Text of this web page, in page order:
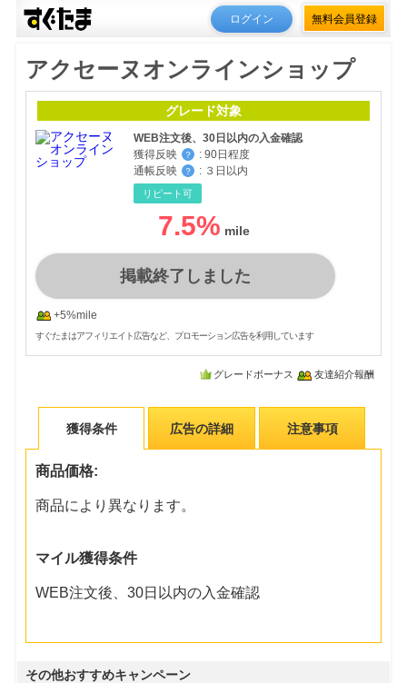
ログイン 無料会員登録
アクセーヌオンラインショップ
グレード対象
WEB注文後、30日以内の入金確認
獲得反映
？ : 90日程度
通帳反映
？ : ３日以内
リピート可
7.5%
掲載終了しました
+5%mile
すぐたまはアフィリエイト広告など、プロモーション広告を利用しています
グレードボーナス 友達紹介報酬
獲得条件 広告の詳細 注意事項
商品価格:
商品により異なります。
マイル獲得条件
WEB注文後、30日以内の入金確認
その他おすすめキャンペーン